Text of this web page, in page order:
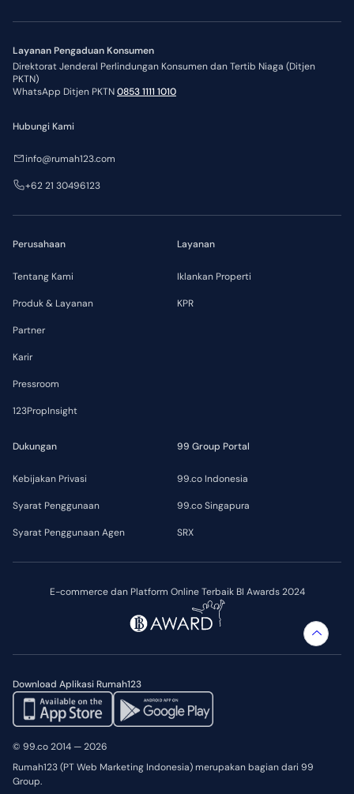
Layanan Pengaduan Konsumen
Direktorat Jenderal Perlindungan Konsumen dan Tertib Niaga (Ditjen
PKTN)
WhatsApp Ditjen PKTN0853 1111 1010
E-commerce dan Platform Online Terbaik BI Awards 2024
Download Aplikasi Rumah123
Perusahaan
Tentang Kami
Produk & Layanan
Partner
Karir
Pressroom
123PropInsight
Layanan
Iklankan Properti
KPR
Dukungan
Kebijakan Privasi
Syarat Penggunaan
Syarat Penggunaan Agen
99 Group Portal
99.co Indonesia
99.co Singapura
SRX
Hubungi Kami
info@rumah123.com
+62 21 30496123
© 99.co 2014 — 2026
Rumah123 (PT Web Marketing Indonesia) merupakan bagian dari 99
Group.